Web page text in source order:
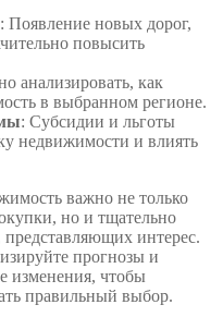
: Появление новых дорог,
повысить
анализировать, как
в выбранном регионе.
: Субсидии и льготы
недвижимости и влиять
важно не только
но и тщательно
интерес.
прогнозы и
изменения, чтобы
правильный выбор.